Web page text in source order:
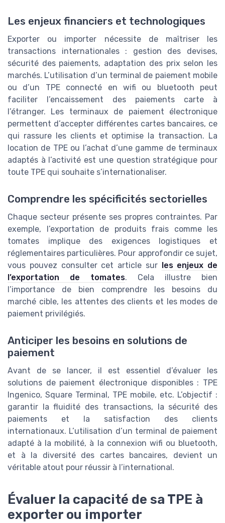
Les enjeux financiers et technologiques
Exporter ou importer nécessite de maîtriser les
transactions internationales : gestion des devises,
sécurité des paiements, adaptation des prix selon les
marchés. L’utilisation d’un terminal de paiement mobile
ou d’un TPE connecté en wifi ou bluetooth peut
faciliter l’encaissement des paiements carte à
l’étranger. Les terminaux de paiement électronique
permettent d’accepter différentes cartes bancaires, ce
qui rassure les clients et optimise la transaction. La
location de TPE ou l’achat d’une gamme de terminaux
adaptés à l’activité est une question stratégique pour
toute TPE qui souhaite s’internationaliser.
Comprendre les spécificités sectorielles
Chaque secteur présente ses propres contraintes. Par
exemple, l’exportation de produits frais comme les
tomates implique des exigences logistiques et
réglementaires particulières. Pour approfondir ce sujet,
vous pouvez consulter cet article sur
les enjeux de
l’exportation de tomates. Cela illustre bien
l’importance de bien comprendre les besoins du
marché cible, les attentes des clients et les modes de
paiement privilégiés.
Anticiper les besoins en solutions de
paiement
Avant de se lancer, il est essentiel d’évaluer les
solutions de paiement électronique disponibles : TPE
Ingenico, Square Terminal, TPE mobile, etc. L’objectif :
garantir la fluidité des transactions, la sécurité des
paiements et la satisfaction des clients
internationaux. L’utilisation d’un terminal de paiement
adapté à la mobilité, à la connexion wifi ou bluetooth,
et à la diversité des cartes bancaires, devient un
véritable atout pour réussir à l’international.
Évaluer la capacité de sa TPE à
exporter ou importer